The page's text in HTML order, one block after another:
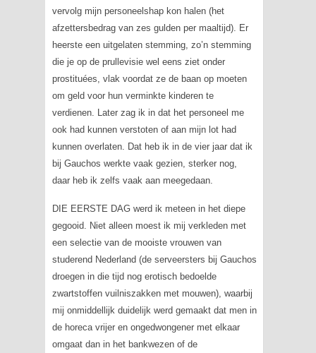
vervolg mijn personeelshap kon halen (het
afzettersbedrag van zes gulden per maaltijd). Er
heerste een uitgelaten stemming, zo’n stemming
die je op de prullevisie wel eens ziet onder
prostituées, vlak voordat ze de baan op moeten
om geld voor hun verminkte kinderen te
verdienen. Later zag ik in dat het personeel me
ook had kunnen verstoten of aan mijn lot had
kunnen overlaten. Dat heb ik in de vier jaar dat ik
bij Gauchos werkte vaak gezien, sterker nog,
daar heb ik zelfs vaak aan meegedaan.
DIE EERSTE DAG werd ik meteen in het diepe
gegooid. Niet alleen moest ik mij verkleden met
een selectie van de mooiste vrouwen van
studerend Nederland (de serveersters bij Gauchos
droegen in die tijd nog erotisch bedoelde
zwartstoffen vuilniszakken met mouwen), waarbij
mij onmiddellijk duidelijk werd gemaakt dat men in
de horeca vrijer en ongedwongener met elkaar
omgaat dan in het bankwezen of de